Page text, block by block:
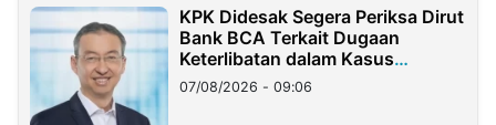
KPK Didesak Segera Periksa Dirut
Bank BCA Terkait Dugaan
Keterlibatan dalam Kasus
Hilangnya Dana Nasabah Rp2,58
Miliar
07/08/2026 - 09:06